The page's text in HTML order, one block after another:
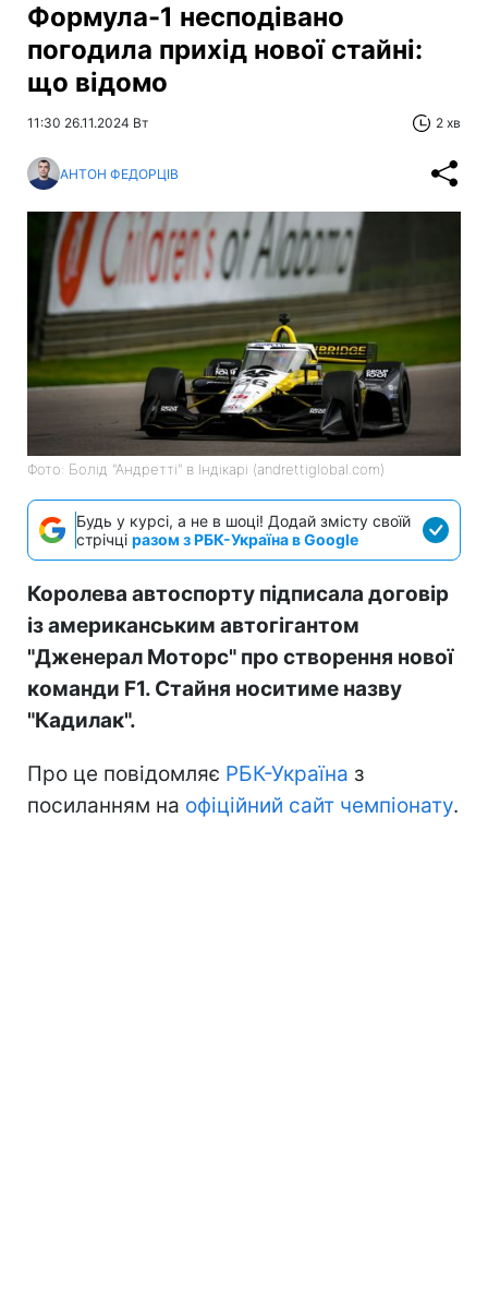
Формула-1 несподівано
погодила прихід нової стайні:
що відомо
11:30 26.11.2024 Вт 2 хв
АНТОН ФЕДОРЦІВ
Фото: Болід "Андретті" в Індікарі (andrettiglobal.com)
Будь у курсі, а не в шоці! Додай змісту своїй
стрічці разом з РБК-Україна в Google
Королева автоспорту підписала договір
із американським автогігантом
"Дженерал Моторс" про створення нової
команди F1. Стайня носитиме назву
"Кадилак".
Про це повідомляє РБК-Україна з
посиланням на офіційний сайт чемпіонату.